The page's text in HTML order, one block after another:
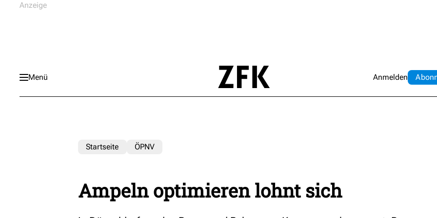
Menü Anmelden Abo
Startseite ÖPNV
Ampeln optimieren lohnt sich